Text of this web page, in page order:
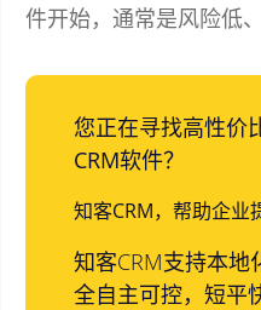
件开始，通常是风险低
您正在寻找高性价
CRM软件？
知客CRM，帮助企业
知客CRM支持本地
全自主可控，短平